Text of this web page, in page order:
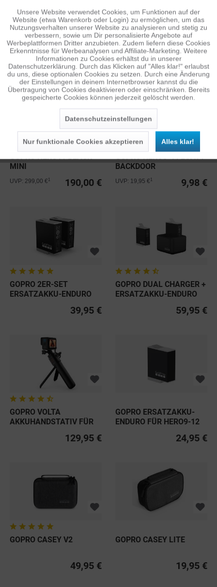
GOPRO REPLACEMENT
DOOR FÜR HERO11
BLACK MINI
9,98 €
UVP: 19,95 €1
GOPRO SWAG PACK
5,00 €
UVP: 39,95 €1
GOPRO HERO11 BLACK
MINI
190,00 €
UVP: 299,00 €
GOPRO HERO3-4 FLOATY
BACKDOOR
9,98 €
UVP: 19,95 €
GOPRO 2ER-SET
ERSATZAKKU-ENDURO
39,95 €
GOPRO DUAL CHARGER +
ERSATZAKKU-ENDURO
59,95 €
GOPRO VOLTA
AKKUHANDSTATIV FÜR
129,95 €
GOPRO ERSATZAKKU-
ENDURO FÜR HERO9-12
24,95 €
GOPRO CASEY V2
49,95 €
GOPRO CASEY LITE
19,95 €
Funktionale Aktiv
Tracking Inaktiv
Personalisierung Inaktiv
Service Inaktiv
Unsere Website verwendet Cookies, um Funktionen auf der
Website (etwa Warenkorb oder Login) zu ermöglichen, um das
Nutzungsverhalten unserer Website zu analysieren und stetig zu
verbessern, sowie um Dir personalisierte Angebote auf
Werbeplattformen Dritter anzubieten. Zudem liefern diese Cookies
Erkenntnisse für Werbeanalysen und Affiliate-Marketing. Weitere
Informationen zu Cookies erhältst du in unserer
Datenschutzerklärung. Durch das Klicken auf "Alles klar!" erlaubst
du uns, diese optionalen Cookies zu setzen. Durch eine Änderung
der Einstellungen in deinem Internetbrowser kannst du die
Übertragung von Cookies deaktivieren oder einschränken. Bereits
gespeicherte Cookies können jederzeit gelöscht werden.
Datenschutzeinstellungen
Nur funktionale Cookies akzeptieren Alles klar!